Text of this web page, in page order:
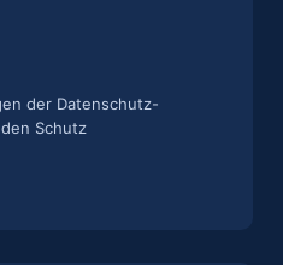
der Datenschutz-
Schutz